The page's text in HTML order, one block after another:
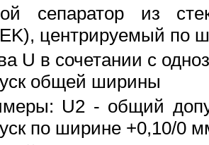
сепаратор из
центрируемый по
U в сочетании с
общей ширины
U2 - общий
по ширине +0,10/0